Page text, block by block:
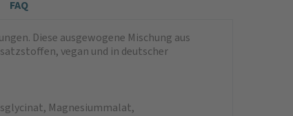
FAQ
Diese ausgewogene Mischung aus
vegan und in deutscher
Magnesiummalat,